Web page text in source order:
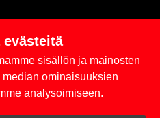
evästeitä
sisällön ja mainosten
ominaisuuksien
analysoimiseen.